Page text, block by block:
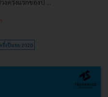
ครึ่งแรกของปี ...
รึ่งปีแรก-2020